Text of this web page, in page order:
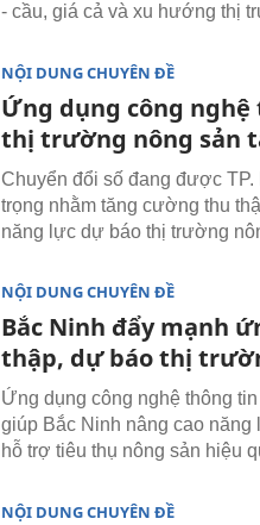
- cầu, giá cả và xu hướng thị
NỘI DUNG CHUYÊN ĐỀ
Ứng dụng công
thị trường nông sản
Chuyển đổi số đang được
trọng nhằm tăng cường thu
năng lực dự báo thị trường
NỘI DUNG CHUYÊN ĐỀ
Bắc Ninh đẩy mạnh
thập, dự báo thị
Ứng dụng công nghệ thông
giúp Bắc Ninh nâng cao
hỗ trợ tiêu thụ nông sản hiệu
NỘI DUNG CHUYÊN ĐỀ